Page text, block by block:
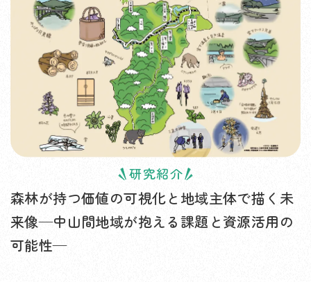
森林が持つ価値の可視化と地域主体で描く未
来像—中山間地域が抱える課題と資源活用の
可能性—
研究紹介